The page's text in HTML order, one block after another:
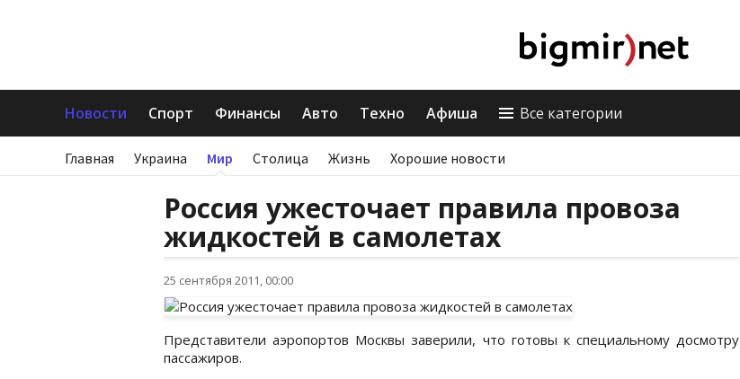
Новости Спорт Финансы Авто Техно Афиша Все категории
Главная Украина Мир Столица Жизнь Хорошие новости
Россия ужесточает правила провоза
жидкостей в самолетах
25 сентября 2011, 00:00
Представители аэропортов Москвы заверили, что готовы к специальному досмотру
пассажиров.